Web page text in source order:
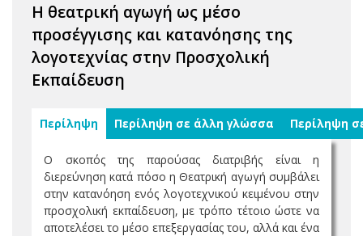
Η θεατρική αγωγή ως μέσο
προσέγγισης και κατανόησης της
λογοτεχνίας στην Προσχολική
Εκπαίδευση
Περίληψη Περίληψη σε άλλη γλώσσα Περίληψη
Ο σκοπός της παρούσας διατριβής είναι η
διερεύνηση κατά πόσο η Θεατρική αγωγή συμβάλει
στην κατανόηση ενός λογοτεχνικού κειμένου στην
προσχολική εκπαίδευση, με τρόπο τέτοιο ώστε να
αποτελέσει το μέσο επεξεργασίας του, αλλά και ένα